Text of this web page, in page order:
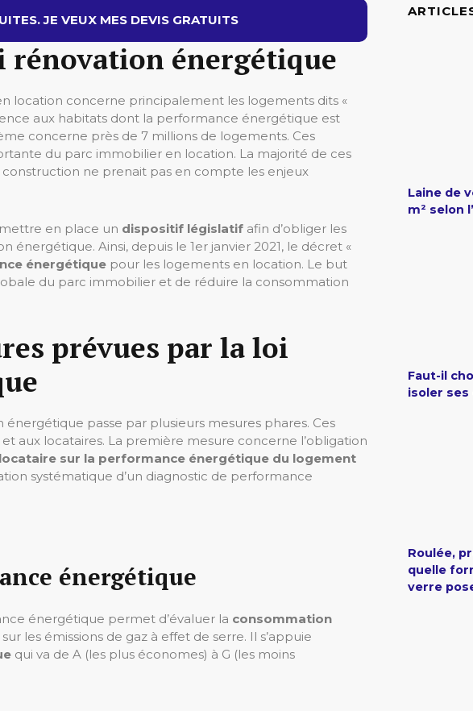
JE VEUX MES DEVIS GRATUITS
rénovation énergétique
location concerne principalement les logements dits «
aux habitats dont la performance énergétique est
concerne près de 7 millions de logements. Ces
du parc immobilier en location. La majorité de ces
construction ne prenait pas en compte les enjeux
en place un dispositif législatif afin d’obliger les
énergétique. Ainsi, depuis le 1er janvier 2021, le décret «
énergétique pour les logements en location. Le but
du parc immobilier et de réduire la consommation
prévues par la loi
passe par plusieurs mesures phares. Ces
aux locataires. La première mesure concerne l’obligation
sur la performance énergétique du logement
systématique d’un diagnostic de performance
énergétique
énergétique permet d’évaluer la consommation
les émissions de gaz à effet de serre. Il s’appuie
qui va de A (les plus économes) à G (les moins
Laine de
m² selon
Faut-il
isoler ses
Roulée,
quelle
verre